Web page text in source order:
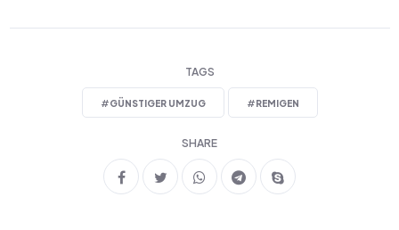
TAGS
#GÜNSTIGER UMZUG #REMIGEN
SHARE